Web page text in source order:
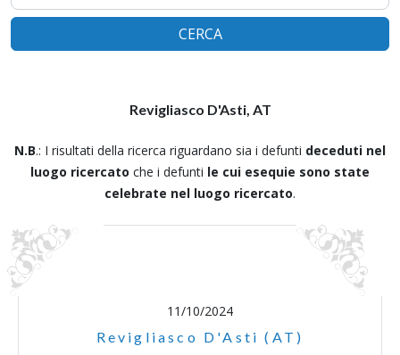
CERCA
Revigliasco D'Asti, AT
N.B.: I risultati della ricerca riguardano sia i defunti deceduti nel
luogo ricercato che i defunti le cui esequie sono state
celebrate nel luogo ricercato.
11/10/2024
Revigliasco D'Asti (AT)